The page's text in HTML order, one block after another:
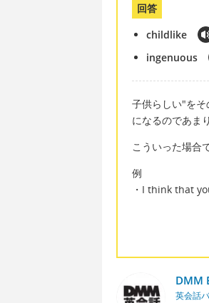
回答
childlike
ingenuous
子供らしい"を
になるのであま
こういった場合
例
・I think that
DMM
英会話